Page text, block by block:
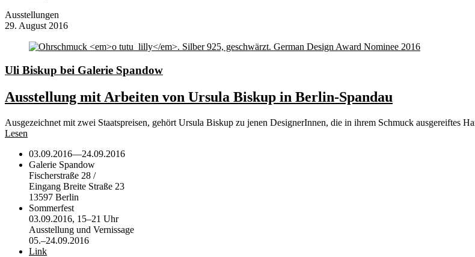
Ausstellungen
29. August 2016
Uli Biskup bei Galerie Spandow
Ausstellung mit Arbeiten von Ursula Biskup in Berlin-Spandau
Ausgezeichnet mit zwei Staatspreisen, gehört Ursula Biskup zu jenen DesignerInnen, die in ihrem Schmuck
Lesen
03.09.2016—24.09.2016
Galerie Spandow
Fischerstraße 28 /
Eingang Breite Straße 23
13597 Berlin
Sommerfest
03.09.2016, 15–21 Uhr
Ausstellung und Vernissage
05.–24.09.2016
Link